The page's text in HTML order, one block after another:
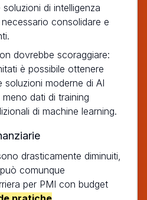
di intelligenza
consolidare e
dovrebbe scoraggiare:
è possibile ottenere
soluzioni moderne di AI
dati di training
di machine learning.
drasticamente diminuiti,
comunque
per PMI con budget